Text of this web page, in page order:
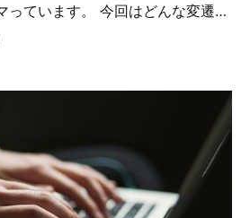
今回はどんな変遷を
観葉植物として、トキワシノブと
ちょうど良いかな」と思っていま
と思ったり思わなかったり。 そ
をすることになります。今思え
んの術中にハマっていたのかも